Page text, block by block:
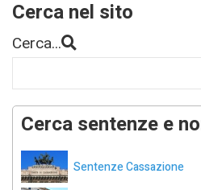
Cerca nel sito
Cerca...
Cerca sentenze e
Sentenze Cassazione